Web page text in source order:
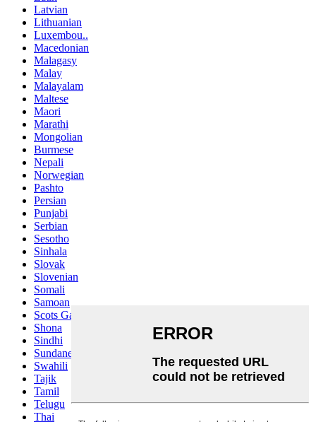
Latvian
Lithuanian
Luxembou..
Macedonian
Malagasy
Malay
Malayalam
Maltese
Maori
Marathi
Mongolian
Burmese
Nepali
Norwegian
Pashto
Persian
Punjabi
Serbian
Sesotho
Sinhala
Slovak
Slovenian
Somali
Samoan
Scots Gaelic
Shona
Sindhi
Sundanese
Swahili
Tajik
Tamil
Telugu
Thai